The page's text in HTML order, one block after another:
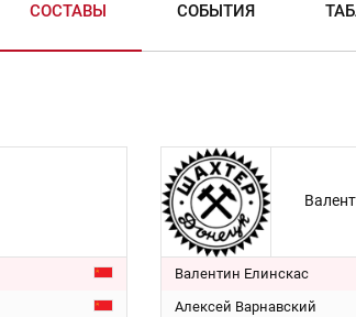
СОСТАВЫ СОБЫТИЯ
Валентин Елинскас
Алексей Варнавский